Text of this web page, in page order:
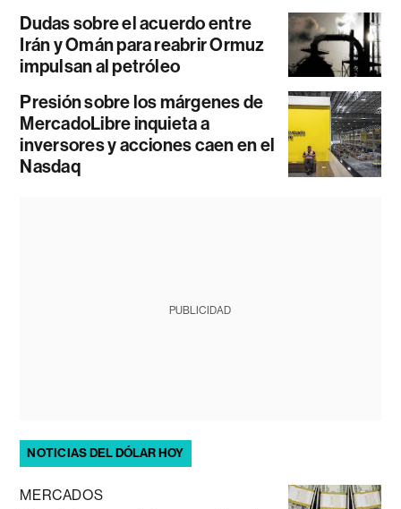
Dudas sobre el acuerdo entre
Irán y Omán para reabrir Ormuz
impulsan al petróleo
Presión sobre los márgenes de
MercadoLibre inquieta a
inversores y acciones caen en el
Nasdaq
PUBLICIDAD
NOTICIAS DEL DÓLAR HOY
MERCADOS